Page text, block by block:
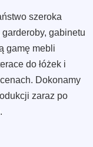
szeroka
gabinetu
gamę mebli
do łóżek i
Dokonamy
zaraz po